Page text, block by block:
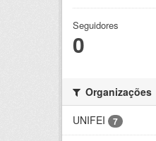
Seguidores
0
Organizações
UNIFEI
7